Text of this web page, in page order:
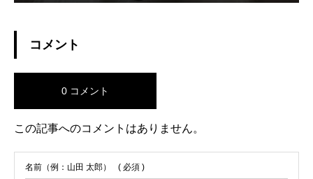
コメント
0 コメント
この記事へのコメントはありません。
名前（例：山田 太郎） ( 必須 )